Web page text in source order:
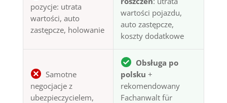
pozycje: utrata
wartości, auto
zastępcze, holowanie
wartości pojazdu,
auto zastępcze,
koszty dodatkowe
Samotne
negocjacje z
ubezpieczycielem,
Obsługa po
polsku +
rekomendowany
Fachanwalt für